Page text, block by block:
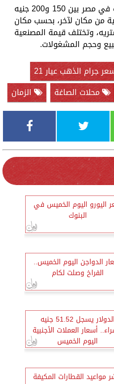
تتراوح قيمة مصنعية الذهب في مصر بين 150 و200 جنيه
من مكان لآخر، بحسب مكان
وتختلف قيمة المصنعية
وحجم المشغولات.
جرام الذهب عيار 21
محلات الصاغة الزمان
اليورو اليوم الخميس في
البنوك
الدواجن اليوم الخميس..
الفراخ وصلت لكام
الدولار يسجل 51.52 جنيه
أسعار العملات الأجنبية
اليوم الخميس
مواعيد القطارات المكيفة